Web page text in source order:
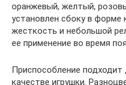
оранжевый, желтый,
установлен сбоку в форме
жесткость и небольшой
ее применение во время
Приспособление подходит
качестве игрушки.